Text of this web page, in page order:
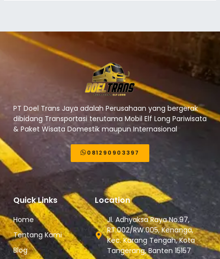
PT Doel Trans Jaya adalah Perusahaan yang bergerak
dibidang Transportasi terutama Mobil Elf Long Pariwisata
& Paket Wisata Domestik maupun Internasional
081290903397
Quick Links
Home
Tentang Kami
Blog
Location
Jl. Adhyaksa Raya No.97,
RT.002/RW.005, Kenanga,
Kec. Karang Tengah, Kota
Tangerang, Banten 15157